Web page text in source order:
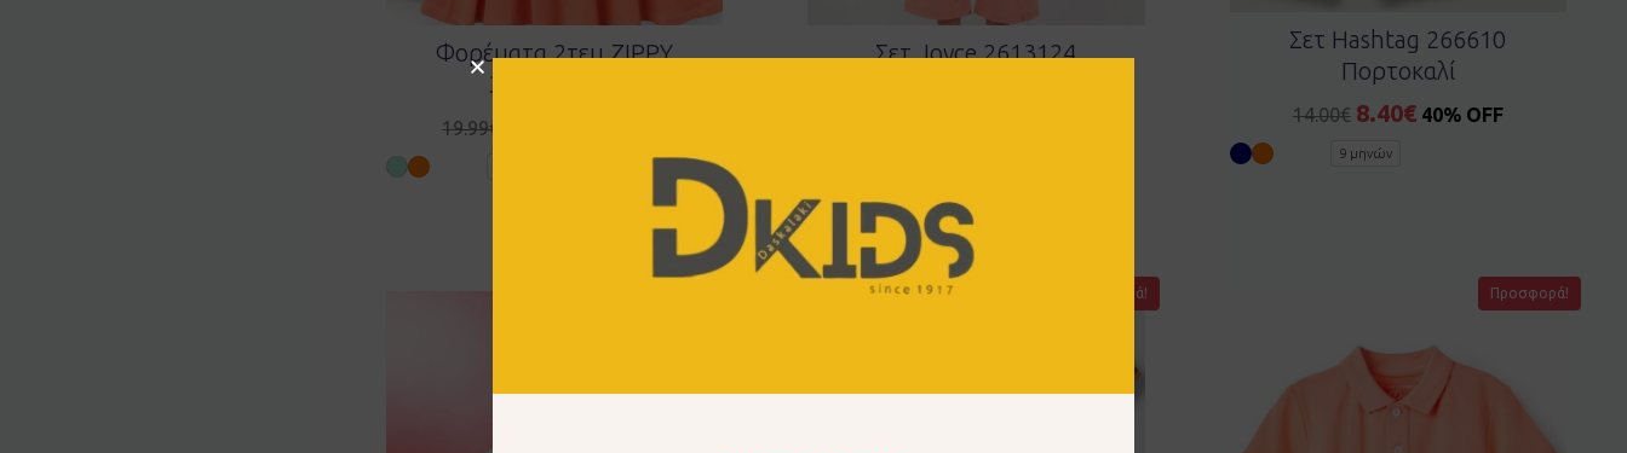
Φορέματα 2τεμ ZIPPY
3107852801
19.99€
Σετ Joyce 2613124
Σετ Hashtag 266610
Πορτοκαλί
14.00€ 8.40€ 40% OFF
9 μηνών
Προσφορά! Προσφορά!